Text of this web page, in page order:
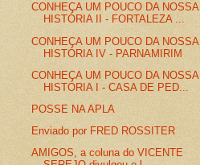
CONHEÇA UM POUCO DA NOSSA
HISTÓRIA II - FORTALEZA ...
CONHEÇA UM POUCO DA NOSSA
HISTÓRIA IV - PARNAMIRIM
CONHEÇA UM POUCO DA NOSSA
HISTÓRIA I - CASA DE PED...
POSSE NA APLA
Enviado por FRED ROSSITER
AMIGOS, a coluna do VICENTE